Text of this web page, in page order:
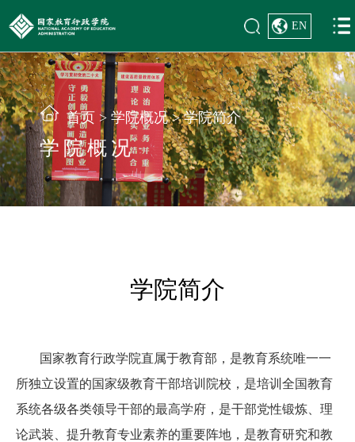
EN
首页 > 学院概况>学院简介
学院概况
学院简介
国家教育行政学院直属于教育部， 是教育系统唯一一
所独立设置的国家级教育干部培训院校， 是培训全国教育
系统各级各类领导干部的最高学府，是干部党性锻炼、理
论武装、提升教育专业素养的重要阵地， 是教育研究和教